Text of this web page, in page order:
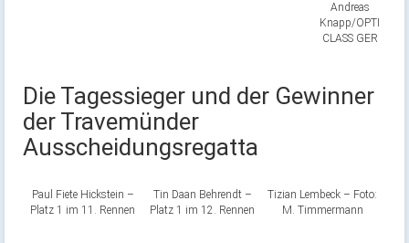
Andreas
Knapp/OPTI
CLASS GER
Die Tagessieger und der Gewinner
der Travemünder
Ausscheidungsregatta
Paul Fiete Hickstein –
Platz 1 im 11. Rennen
Tin Daan Behrendt –
Platz 1 im 12. Rennen
Tizian Lembeck – Foto:
M. Timmermann